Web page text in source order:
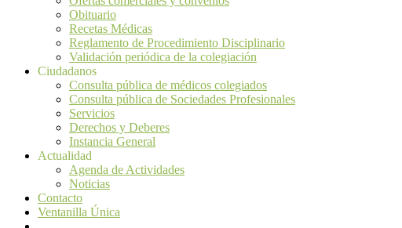
Obituario
Recetas Médicas
Reglamento de Procedimiento Disciplinario
Validación periódica de la colegiación
Ciudadanos
Consulta pública de médicos colegiados
Consulta pública de Sociedades Profesionales
Servicios
Derechos y Deberes
Instancia General
Actualidad
Agenda de Actividades
Noticias
Contacto
Ventanilla Única